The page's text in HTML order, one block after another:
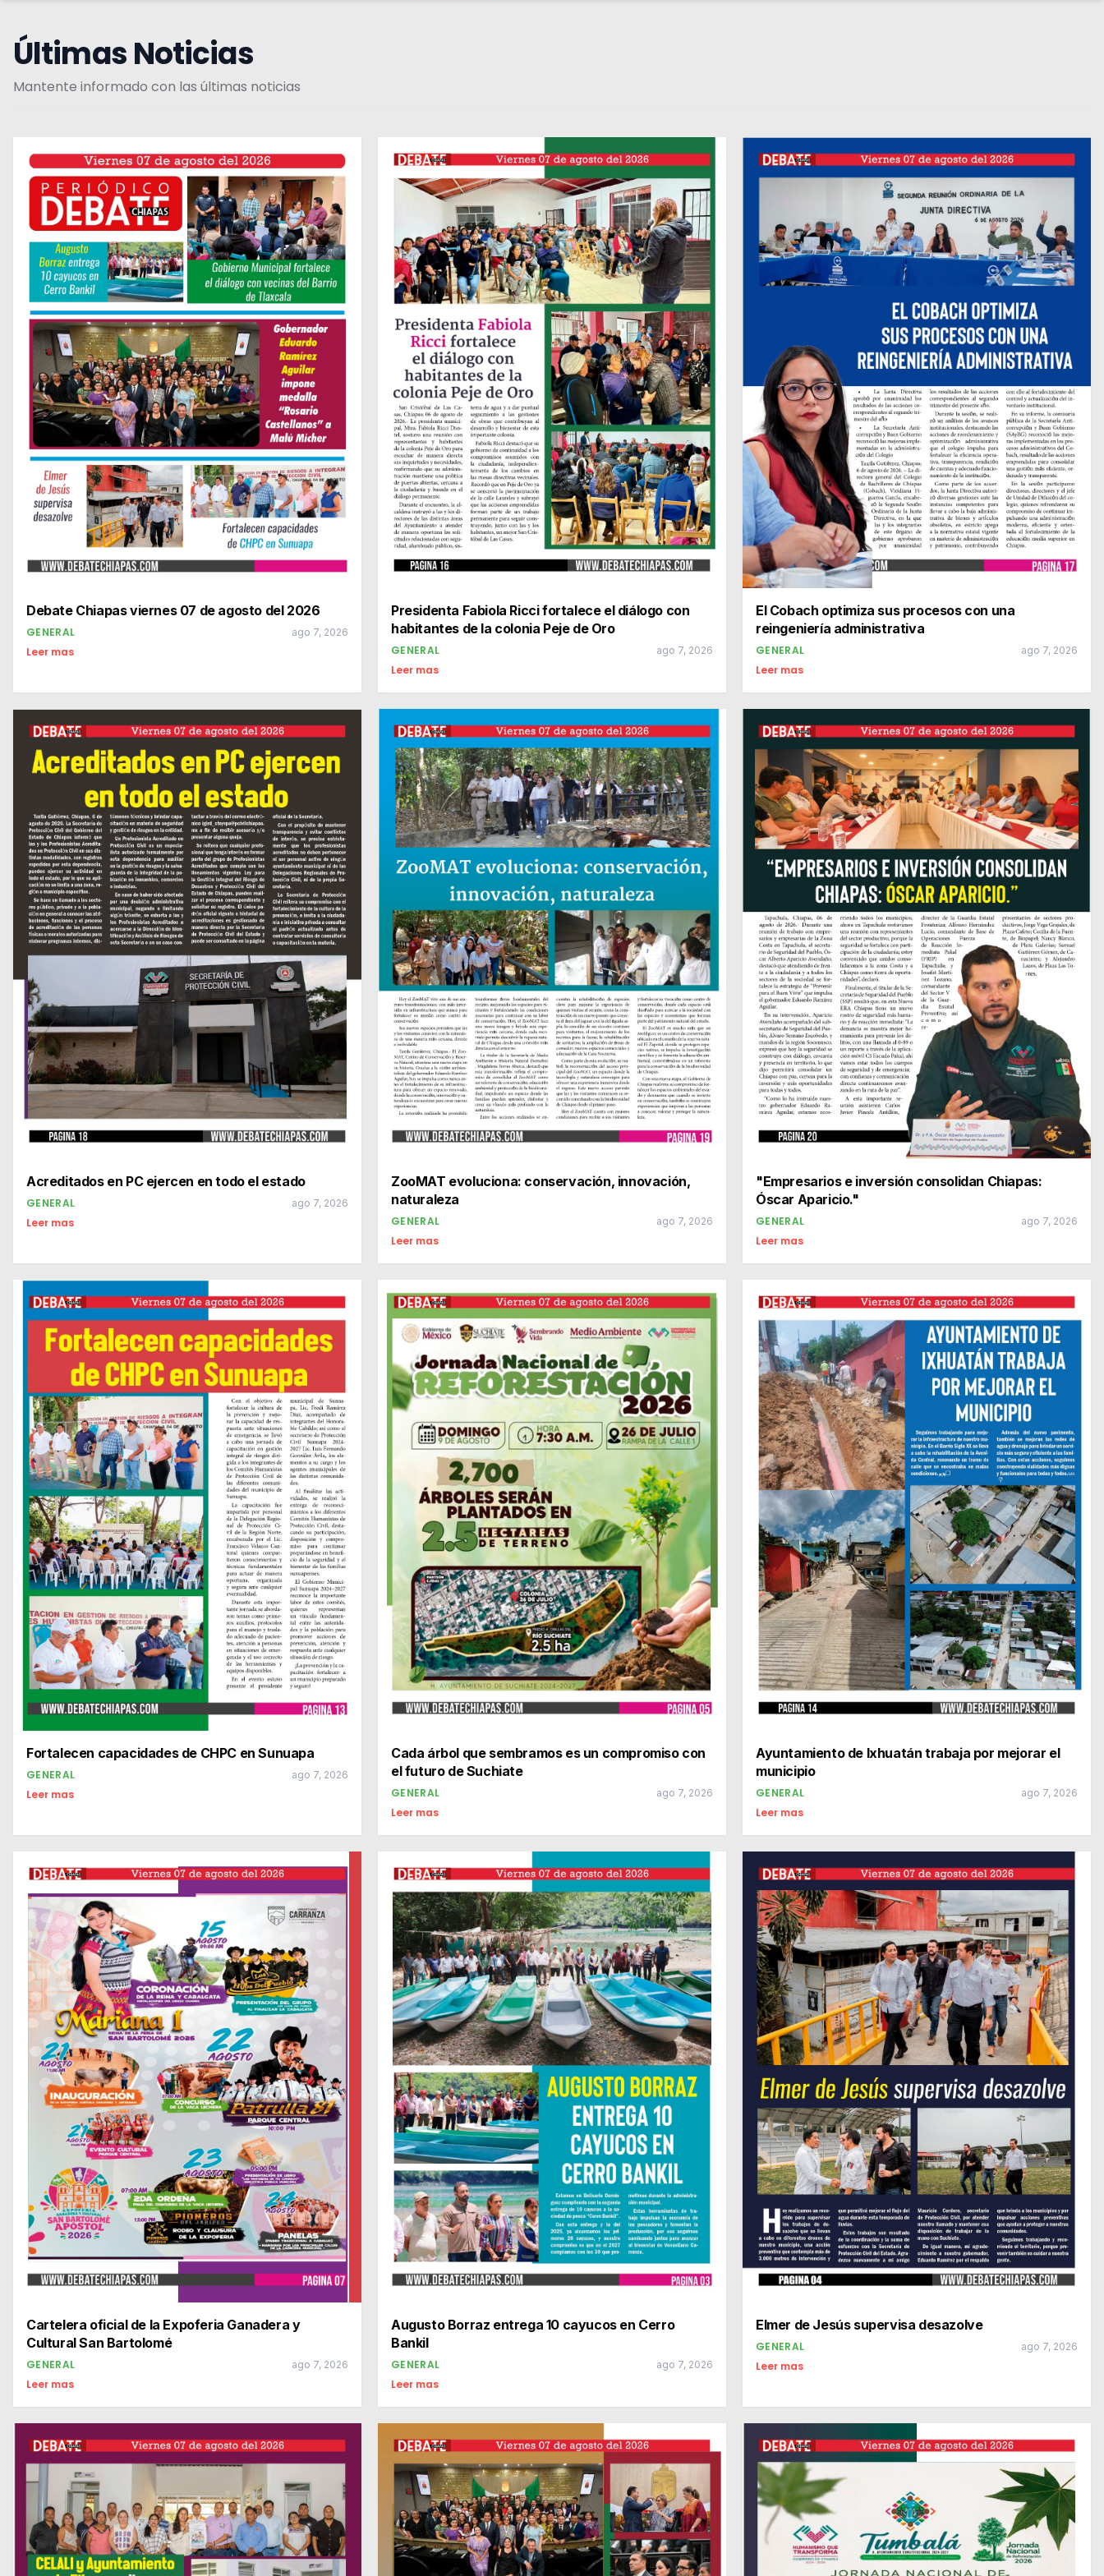
Últimas Noticias
Mantente informado con las últimas noticias
Debate Chiapas viernes 07 de agosto del 2026
GENERAL ago 7, 2026
Leer mas
Presidenta Fabiola Ricci fortalece el diálogo con
habitantes de la colonia Peje de Oro
GENERAL ago 7, 2026
Leer mas
El Cobach optimiza sus procesos con una
reingeniería administrativa
GENERAL ago 7, 2026
Leer mas
Acreditados en PC ejercen en todo el estado
GENERAL ago 7, 2026
Leer mas
ZooMAT evoluciona: conservación, innovación,
naturaleza
GENERAL ago 7, 2026
Leer mas
"Empresarios e inversión consolidan Chiapas:
GENERAL ago 7, 2026
Leer mas
Fortalecen capacidades de CHPC en Sunuapa
GENERAL ago 7, 2026
Leer mas
Cada árbol que sembramos es un compromiso con
el futuro de Suchiate
GENERAL ago 7, 2026
Leer mas
Ayuntamiento de Ixhuatán trabaja por mejorar el
municipio
GENERAL ago 7, 2026
Leer mas
Cartelera oficial de la Expoferia Ganadera y
Cultural San Bartolomé
GENERAL ago 7, 2026
Leer mas
Augusto Borraz entrega 10 cayucos en Cerro
Bankil
GENERAL ago 7, 2026
Leer mas
Elmer de Jesús supervisa desazolve
GENERAL ago 7, 2026
Leer mas